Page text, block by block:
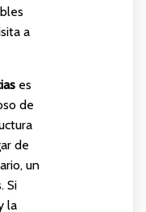
a
es
de
de
un
Si
la